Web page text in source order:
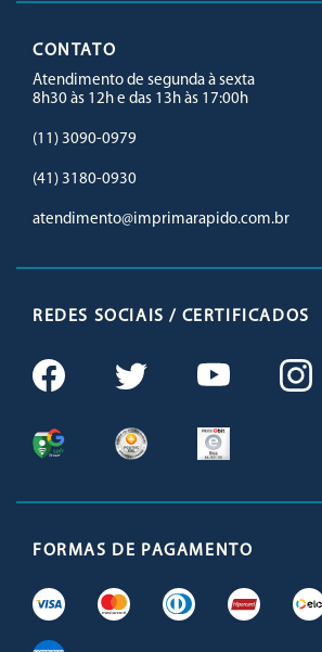
CONTATO
Atendimento de segunda à sexta
8h30 às 12h e das 13h às 17:00h
(11) 3090-0979
(41) 3180-0930
atendimento@imprimarapido.com.br
REDES SOCIAIS / CERTIFICADOS
FORMAS DE PAGAMENTO